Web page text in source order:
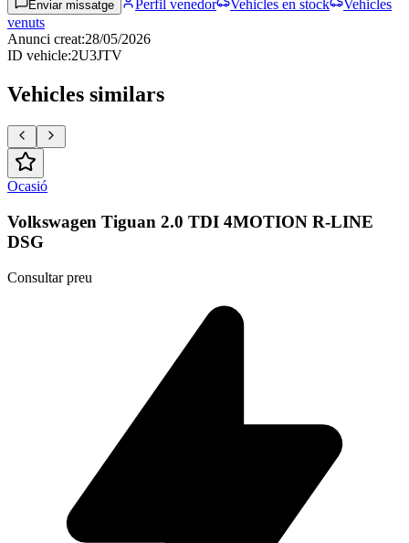
Enviar missatge Perfil venedor Vehicles en stock
Vehicles
venuts
Anunci creat:28/05/2026
ID vehicle:2U3JTV
Vehicles similars
Ocasió
Volkswagen Tiguan 2.0 TDI 4MOTION R-LINE
DSG
Consultar preu